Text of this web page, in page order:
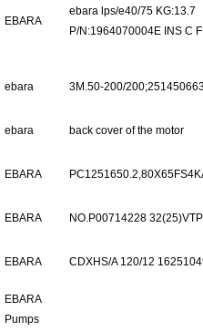
EBARA
ebara lps/e40/75 KG:13.7
P/N:1964070004E INS C
ebara 3M.50-200/
ebara back cover of the motor
EBARA
EBARA NO.P00714228
EBARA CDXHS/A 120/12
EBARA
Pumps